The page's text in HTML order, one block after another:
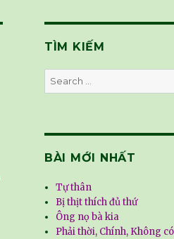
TÌM KIẾM
Search
for:
BÀI MỚI NHẤT
Tự thân
Bị thịt thích đủ thứ
Ông nọ bà kia
Phải thời, Chính, Không